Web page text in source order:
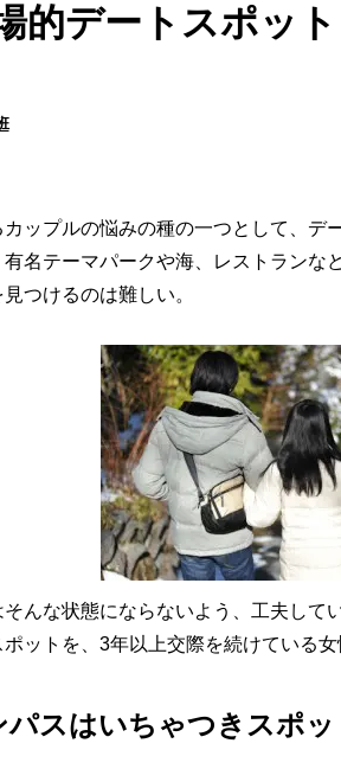
的デートスポット
ップルの悩みの種の一つとして、デ
名テーマパークや海、レストランな
つけるのは難しい。
んな状態にならないよう、工夫して
ットを、3年以上交際を続けている女
パスはいちゃつきスポッ